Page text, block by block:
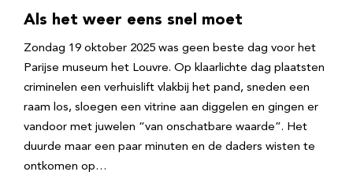
Als het weer eens snel moet
Zondag 19 oktober 2025 was geen beste dag voor het
Parijse museum het Louvre. Op klaarlichte dag plaatsten
criminelen een verhuislift vlakbij het pand, sneden een
raam los, sloegen een vitrine aan diggelen en gingen er
vandoor met juwelen “van onschatbare waarde”. Het
duurde maar een paar minuten en de daders wisten te
ontkomen op…